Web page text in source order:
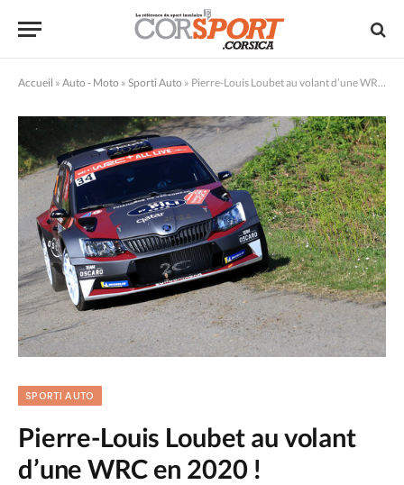
Accueil » Auto - Moto » Sporti Auto » Pierre-Louis Loubet au volant d’une WRC en 2020 !
SPORTI AUTO
Pierre-Louis Loubet au volant
d’une WRC en 2020 !